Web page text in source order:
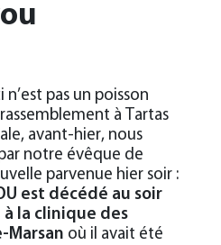
pas un poisson
à Tartas
avant-hier, nous
notre évêque de
parvenue hier soir :
est décédé au soir
à la clinique des
Marsan où il avait été